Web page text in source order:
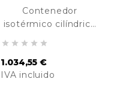
Contenedor
isotérmico cilíndrico
para transportar y
calientes o frías.
    
1.034,55 €
IVA incluido